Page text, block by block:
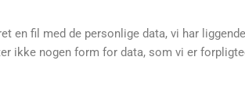
en fil med de personlige data, vi har
ikke nogen form for data, som vi er